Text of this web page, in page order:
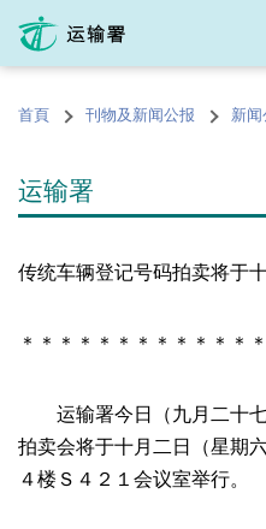
内
的首頁 刊物及新闻公报 新
运输署
传统车辆登记号码拍卖将于
＊＊＊＊＊＊＊＊＊＊＊＊
运输署今日（九月二十七
拍卖会将于十月二日（星期
４楼Ｓ４２１会议室举行。